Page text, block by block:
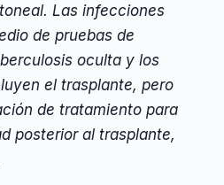
Las infecciones
de pruebas de
oculta y los
el trasplante, pero
de tratamiento para
posterior al trasplante,